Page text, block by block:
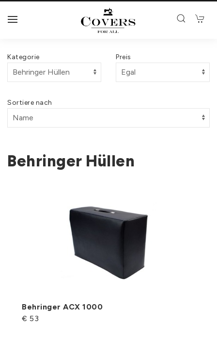
Kategorie Preis
Sortiere nach
Behringer Hüllen
Behringer ACX 1000
€ 53